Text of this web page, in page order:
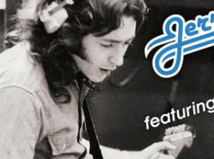
Satisfaction
/
Cruise
On
Out